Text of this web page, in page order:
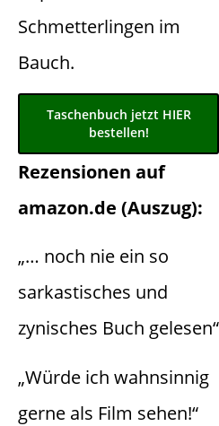
Schmetterlingen im
Bauch.
Taschenbuch jetzt HIER
bestellen!
Rezensionen auf
amazon.de (Auszug):
„… noch nie ein so
sarkastisches und
zynisches Buch gelesen“
„Würde ich wahnsinnig
gerne als Film sehen!“